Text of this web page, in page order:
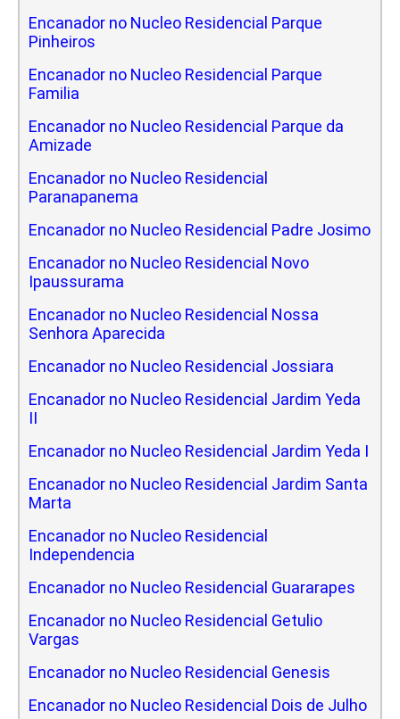
Encanador no Nucleo Residencial Parque
Pinheiros
Encanador no Nucleo Residencial Parque
Familia
Encanador no Nucleo Residencial Parque da
Amizade
Encanador no Nucleo Residencial
Paranapanema
Encanador no Nucleo Residencial Padre Josimo
Encanador no Nucleo Residencial Novo
Ipaussurama
Encanador no Nucleo Residencial Nossa
Senhora Aparecida
Encanador no Nucleo Residencial Jossiara
Encanador no Nucleo Residencial Jardim Yeda
II
Encanador no Nucleo Residencial Jardim Yeda I
Encanador no Nucleo Residencial Jardim Santa
Marta
Encanador no Nucleo Residencial
Independencia
Encanador no Nucleo Residencial Guararapes
Encanador no Nucleo Residencial Getulio
Vargas
Encanador no Nucleo Residencial Genesis
Encanador no Nucleo Residencial Dois de Julho